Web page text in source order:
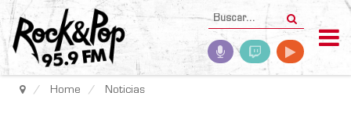
Home Noticias